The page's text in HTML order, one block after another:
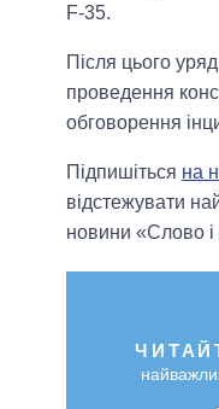
F-35.
Після цього уряд
проведення
обговорення
Підпишіться на
відстежувати
новини «Слово і